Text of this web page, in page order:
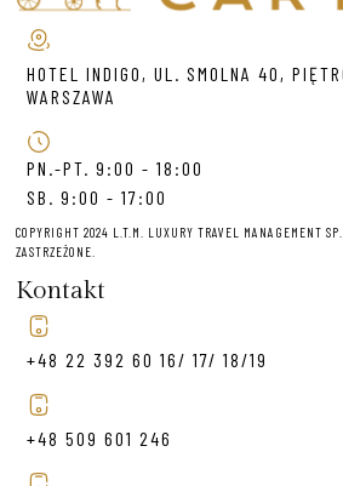
HOTEL INDIGO, UL. SMOLNA 40,
WARSZAWA
PN.-PT. 9:00 - 18:00
SB. 9:00 - 17:00
COPYRIGHT 2024 L.T.M. LUXURY TRAVEL MANAGEMENT
ZASTRZEŻONE.
Kontakt
+48 22 392 60 16/ 17/ 18/19
+48 509 601 246